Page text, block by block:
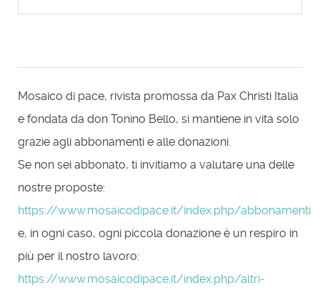
Mosaico di pace, rivista promossa da Pax Christi Italia
e fondata da don Tonino Bello, si mantiene in vita solo
grazie agli abbonamenti e alle donazioni.
Se non sei abbonato, ti invitiamo a valutare una delle
nostre proposte:
https://www.mosaicodipace.it/index.php/abbonamenti
e, in ogni caso, ogni piccola donazione è un respiro in
più per il nostro lavoro:
https://www.mosaicodipace.it/index.php/altri-